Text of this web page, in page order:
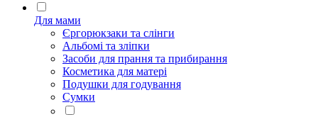
Для мами
Єргорюкзаки та слінги
Альбомі та зліпки
Засоби для прання та прибирання
Косметика для матері
Подушки для годування
Сумки